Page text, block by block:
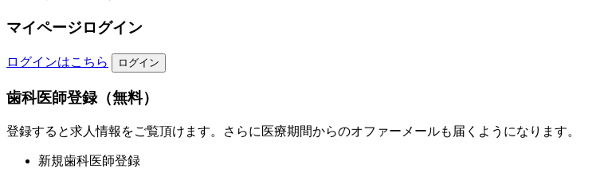
マイページログイン
ログインはこちら
歯科医師登録（無料）
登録すると求人情報をご覧頂けます。さらに医療期間からのオファーメールも届くようになります。
新規歯科医師登録